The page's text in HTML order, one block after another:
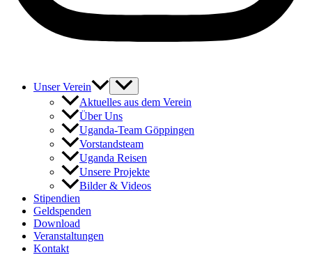
Unser Verein
Aktuelles aus dem Verein
Über Uns
Uganda-Team Göppingen
Vorstandsteam
Uganda Reisen
Unsere Projekte
Bilder & Videos
Stipendien
Geldspenden
Download
Veranstaltungen
Kontakt